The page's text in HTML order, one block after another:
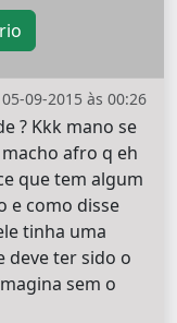
05-09-2015 às 00:26
? Kkk mano se
afro q eh
que tem algum
e como disse
tinha uma
deve ter sido o
sem o